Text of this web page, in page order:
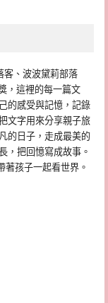
客、波波黛莉部落
，這裡的每一篇文
的感受與記憶，記錄
文字用來分享親子旅
的日子，走成最美的
，把回憶寫成故事。
著孩子一起看世界。